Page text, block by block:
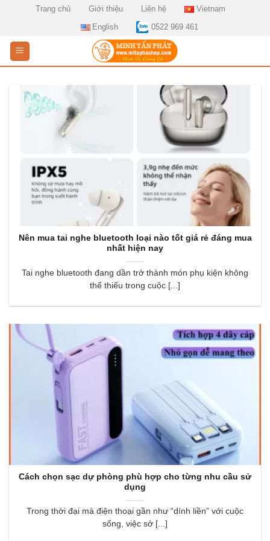
Trang chủ Giới thiệu Liên hệ
Vietnam
English
0522 969 461
Nên mua tai nghe bluetooth loại nào tốt giá rẻ đáng mua
nhất hiện nay
Tai nghe bluetooth đang dần trở thành món phụ kiện không
thể thiếu trong cuộc [...]
Cách chọn sạc dự phòng phù hợp cho từng nhu cầu sử
dụng
Trong thời đại mà điện thoại gần như “dính liền” với cuộc
sống, việc sở [...]